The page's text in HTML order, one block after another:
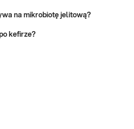
na mikrobiotę jelitową?
kefirze?